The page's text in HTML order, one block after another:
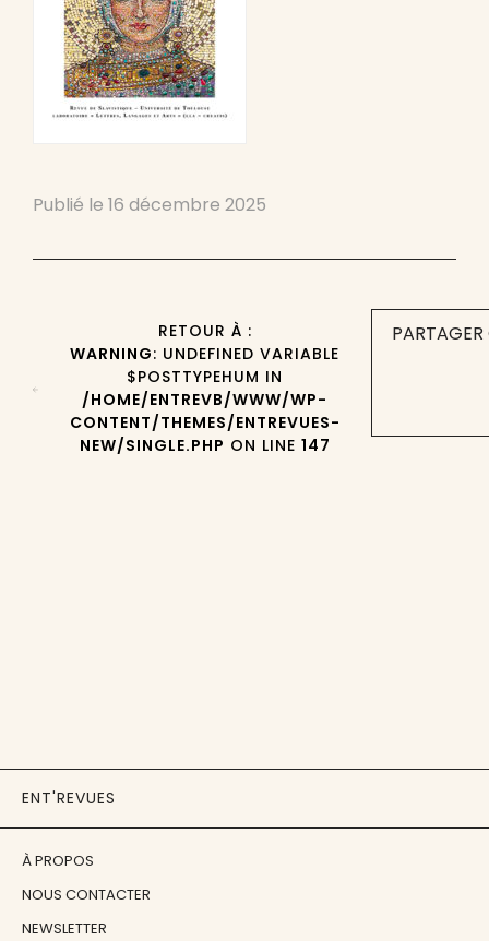
Publié le 16 décembre 2025
RETOUR À :
WARNING: UNDEFINED VARIABLE
$POSTTYPEHUM IN
/HOME/ENTREVB/WWW/WP-
CONTENT/THEMES/ENTREVUES-
NEW/SINGLE.PHP ON LINE 147
ENT'REVUES
À PROPOS
NOUS CONTACTER
NEWSLETTER